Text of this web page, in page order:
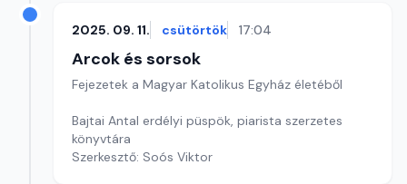
2025. 09. 11. csütörtök 17:04
Arcok és sorsok
Fejezetek a Magyar Katolikus Egyház életéből
Bajtai Antal erdélyi püspök, piarista szerzetes
könyvtára
Szerkesztő: Soós Viktor